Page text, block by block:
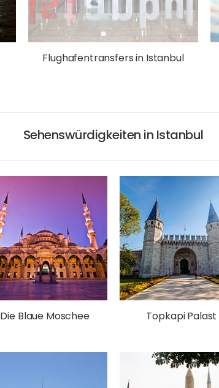
Flughafentransfers in Istanbul
Sehenswürdigkeiten in Istanbul
Die Blaue Moschee Topkapi Palast